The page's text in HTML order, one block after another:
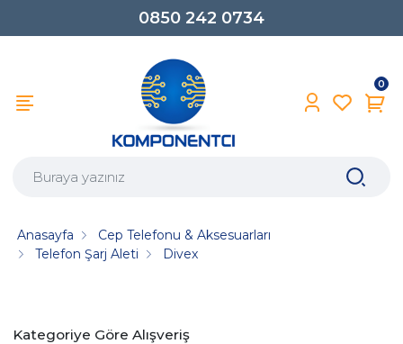
0850 242 0734
0
Anasayfa
Cep Telefonu & Aksesuarları
Telefon Şarj Aleti
Divex
Kategoriye Göre Alışveriş